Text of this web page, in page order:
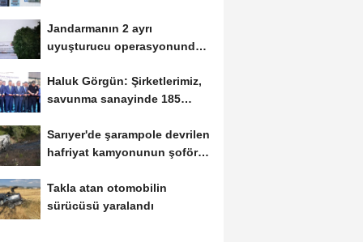
Jandarmanın 2 ayrı
uyuşturucu operasyonunda 3
Haluk Görgün: Şirketlerimiz,
savunma sanayinde 185
Sarıyer'de şarampole devrilen
hafriyat kamyonunun şoförü
Takla atan otomobilin
sürücüsü yaralandı